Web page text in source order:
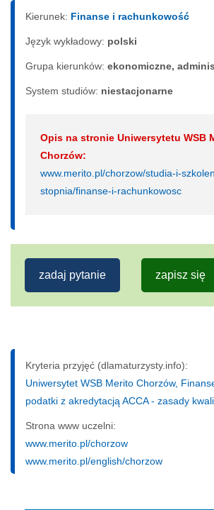
Kierunek: Finanse i rachunkowość
Język wykładowy: polski
Grupa kierunków: ekonomiczne,
System studiów: nie­sta­cjo­nar­ne
Opis na stronie Uniwersytetu WSB
Chorzów:
www.merito.pl/chorzow/studia-i-
stopnia/finanse-i-rachunkowosc
zadaj pytanie zapisz się
Kryteria przyjęć (dlamaturzysty.info):
Uniwersytet WSB Merito Chorzów,
podatki z akredytacją ACCA - zasady
Strona www uczelni:
www.merito.pl/chorzow
www.merito.pl/english/chorzow